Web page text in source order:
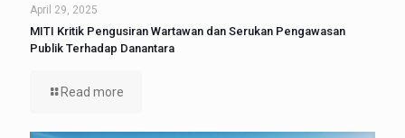
April 29, 2025
MITI Kritik Pengusiran Wartawan dan Serukan Pengawasan
Publik Terhadap Danantara
Read more